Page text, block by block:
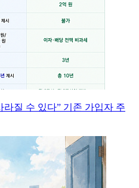
라질 수 있다” 기존 가입자 주